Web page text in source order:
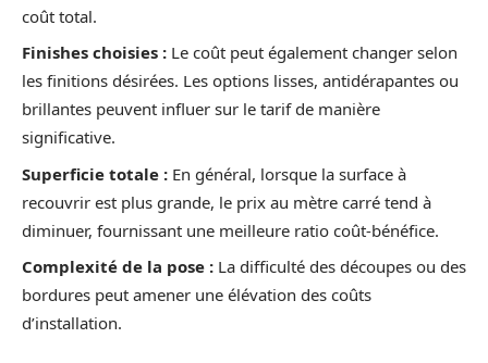
coût total.
Finishes choisies : Le coût peut également changer selon
les finitions désirées. Les options lisses, antidérapantes ou
brillantes peuvent influer sur le tarif de manière
significative.
Superficie totale : En général, lorsque la surface à
recouvrir est plus grande, le prix au mètre carré tend à
diminuer, fournissant une meilleure ratio coût-bénéfice.
Complexité de la pose : La difficulté des découpes ou des
bordures peut amener une élévation des coûts
d’installation.